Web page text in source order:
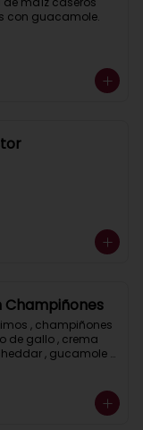
con guacamole.
Champiñones
, champiñones
de gallo , crema
, gucamole y